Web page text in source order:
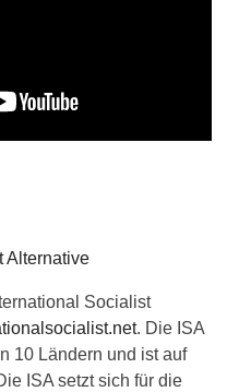
Socialist
. Die ISA
10 Ländern und ist auf
ISA setzt sich für die